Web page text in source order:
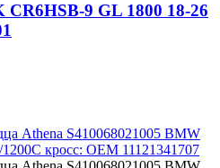
9 GL 1800 18-26